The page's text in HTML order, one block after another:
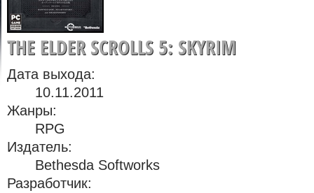
THE ELDER SCROLLS 5: SKYRIM
Дата выхода:
10.11.2011
Жанры:
RPG
Издатель:
Bethesda Softworks
Разработчик: